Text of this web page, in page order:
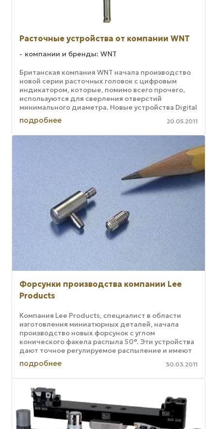
Расточные устройства от компании WNT
компании и бренды: WNT
Британская компания WNT начала производство
новой серии расточных головок с цифровым
индикатором, которые, помимо всего прочего,
используются для сверления отверстий
минимального диаметра. Новые устройства Digital
Monobloc отличаются микронной ...
подробнее 20.05.2011
Форсунки производства компании Lee
Products
Компания Lee Products, специалист в области
изготовления миниатюрных деталей, начала
производство новых форсунок с углом
конического факела распыла 50°. Эти устройства
дают точное регулируемое распыление и имеют
компактную конструкцию. Существуют ...
подробнее 30.03.2011